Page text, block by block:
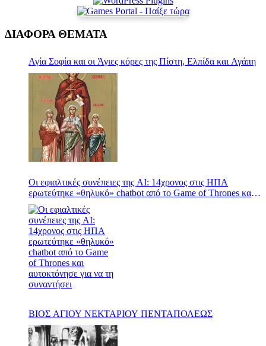
ΔΙΑΦΟΡΑ ΘΕΜΑΤΑ
Αγία Σοφία και οι Άγιες κόρες της Πίστη, Ελπίδα και Αγάπη
Οι εφιαλτικές συνέπειες της AI: 14χρονος στις ΗΠΑ
ερωτεύτηκε «θηλυκό» chatbot από το Game of Thrones και
αυτοκτόνησε για να τη συναντήσει
ΒΙΟΣ ΑΓΙΟΥ ΝΕΚΤΑΡΙΟΥ ΠΕΝΤΑΠΟΛΕΩΣ